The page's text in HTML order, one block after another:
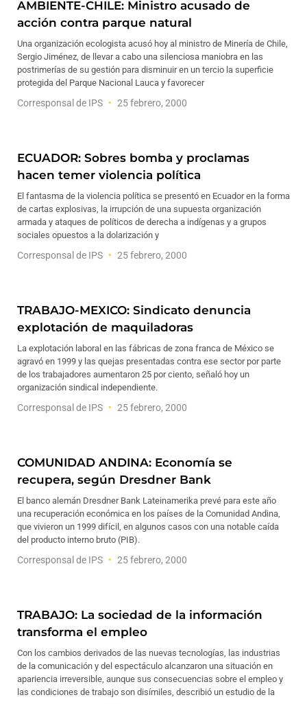
AMBIENTE-CHILE: Ministro acusado de
acción contra parque natural
Una organización ecologista acusó hoy al ministro de Minería de Chile,
Sergio Jiménez, de llevar a cabo una silenciosa maniobra en las
postrimerías de su gestión para disminuir en un tercio la superficie
protegida del Parque Nacional Lauca y favorecer
Corresponsal de IPS 25 febrero, 2000
ECUADOR: Sobres bomba y proclamas
hacen temer violencia política
El fantasma de la violencia política se presentó en Ecuador en la forma
de cartas explosivas, la irrupción de una supuesta organización
armada y ataques de políticos de derecha a indígenas y a grupos
sociales opuestos a la dolarización y
Corresponsal de IPS 25 febrero, 2000
TRABAJO-MEXICO: Sindicato denuncia
explotación de maquiladoras
La explotación laboral en las fábricas de zona franca de México se
agravó en 1999 y las quejas presentadas contra ese sector por parte
de los trabajadores aumentaron 25 por ciento, señaló hoy un
organización sindical independiente.
Corresponsal de IPS 25 febrero, 2000
COMUNIDAD ANDINA: Economía se
recupera, según Dresdner Bank
El banco alemán Dresdner Bank Lateinamerika prevé para este año
una recuperación económica en los países de la Comunidad Andina,
que vivieron un 1999 difícil, en algunos casos con una notable caída
del producto interno bruto (PIB).
Corresponsal de IPS 25 febrero, 2000
TRABAJO: La sociedad de la información
transforma el empleo
Con los cambios derivados de las nuevas tecnologías, las industrias
de la comunicación y del espectáculo alcanzaron una situación en
apariencia irreversible, aunque sus consecuencias sobre el empleo y
las condiciones de trabajo son disímiles, describió un estudio de la